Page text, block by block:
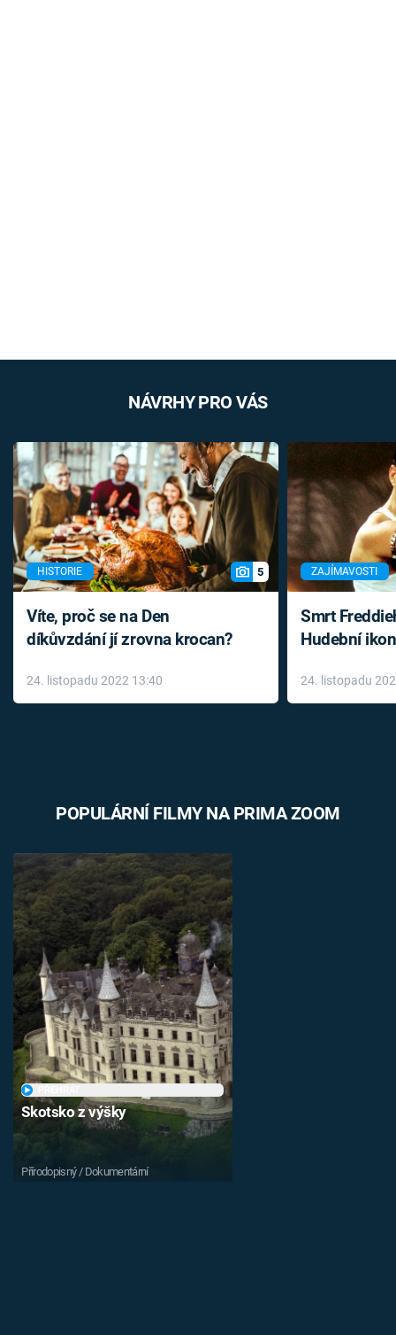
NÁVRHY PRO VÁS
HISTORIE 5
Víte, proč se na Den
díkůvzdání jí zrovna krocan?
24. listopadu 2022 13:40
ZAJÍMAVOSTI
Smrt
Hudební
léky
24. listopadu
POPULÁRNÍ FILMY NA PRIMA ZOOM
Skotsko z výšky
Přírodopisný / Dokumentární